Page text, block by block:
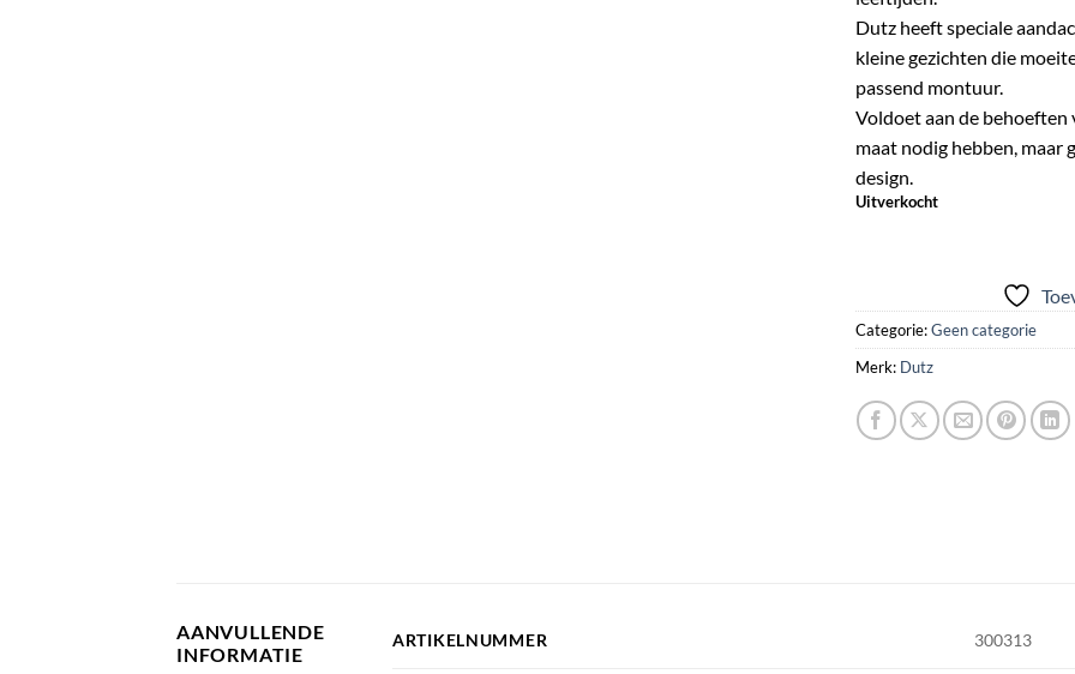
Dutz heeft speciale
kleine gezichten die
passend montuur.
Voldoet aan de behoeften
maat nodig hebben, maar
design.
Uitverkocht
Categorie:Geen categorie
Merk: Dutz
AANVULLENDE
INFORMATIE
ARTIKELNUMMER 300313